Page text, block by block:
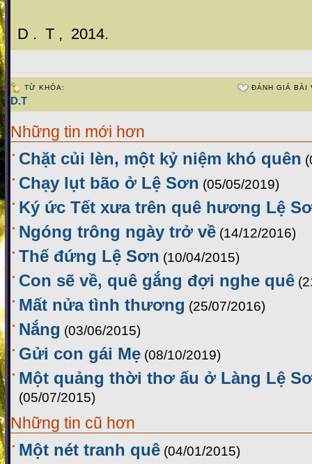
D . T , 2014.
TỪ KHÓA:
D.T
ĐÁNH GIÁ BÀI
Những tin mới hơn
Chặt củi lèn, một kỷ niệm khó quên
Chạy lụt bão ở Lệ Sơn (05/05/2019)
Ký ức Tết xưa trên quê hương Lệ
Ngóng trông ngày trở về (14/12/2016)
Thế đứng Lệ Sơn (10/04/2015)
Con sẽ về, quê gắng đợi nghe quê
Mất nửa tình thương (25/07/2016)
Nắng (03/06/2015)
Gửi con gái Mẹ (08/10/2019)
Một quảng thời thơ ấu ở Làng Lệ
(05/07/2015)
Những tin cũ hơn
Một nét tranh quê (04/01/2015)